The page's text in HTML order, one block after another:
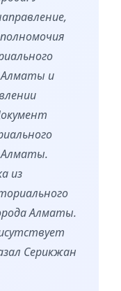
Алматы и
Алматы.
из
Алматы.
Серикжан